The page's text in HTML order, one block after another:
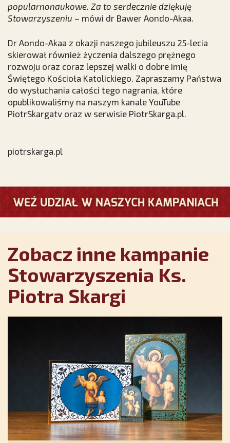
popularnonaukowe. Za to serdecznie dziękuję
Stowarzyszeniu – mówi dr Bawer Aondo-Akaa.
Dr Aondo-Akaa z okazji naszego jubileuszu 25-lecia
skierował również życzenia dalszego prężnego
rozwoju oraz coraz lepszej walki o dobre imię
Świętego Kościoła Katolickiego. Zapraszamy Państwa
do wysłuchania całości tego nagrania, które
opublikowaliśmy na naszym kanale YouTube
PiotrSkargatv oraz w serwisie PiotrSkarga.pl.
piotrskarga.pl
Zobacz inne kampanie
Stowarzyszenia Ks.
Piotra Skargi